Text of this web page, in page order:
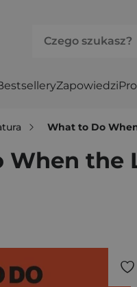
Zapowiedzi
What to Do
When the